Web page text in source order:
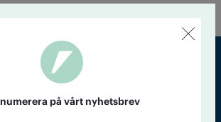
på vårt nyhetsbrev